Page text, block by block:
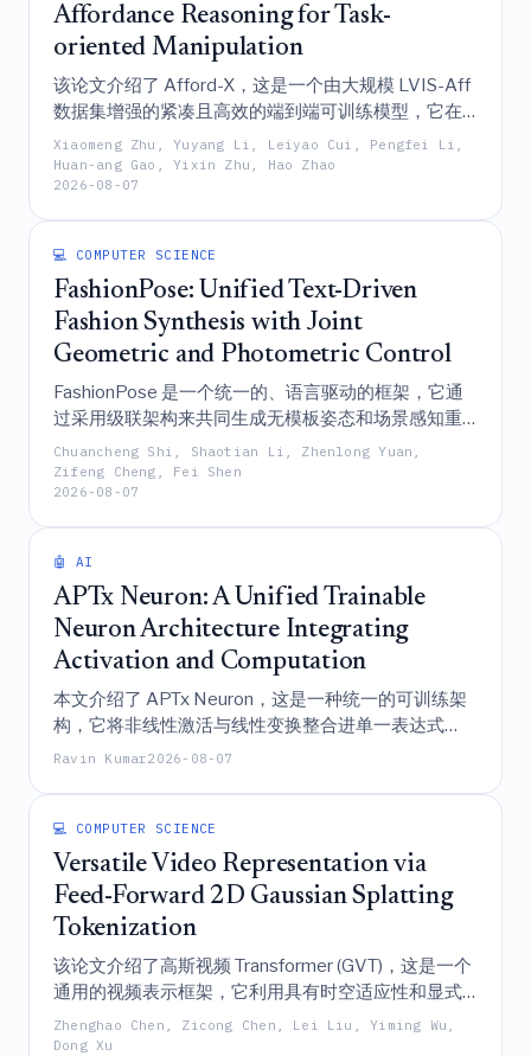
Affordance Reasoning for Task-
oriented Manipulation
该论文介绍了 Afford-X，这是一个由大规模 LVIS-Aff
数据集增强的紧凑且高效的端到端可训练模型，它在
面向任务的机器人操控中实现了卓越的泛化示能性推
理，同时显著优于非大语言模型方法，并提供了比
GPT-4V 更快的推理速度。
Xiaomeng Zhu, Yuyang Li, Leiyao Cui, Pengfei Li,
Huan-ang Gao, Yixin Zhu, Hao Zhao
2026-08-07
💻 COMPUTER SCIENCE
FashionPose: Unified Text-Driven
Fashion Synthesis with Joint
Geometric and Photometric Control
FashionPose 是一个统一的、语言驱动的框架，它通
过采用级联架构来共同生成无模板姿态和场景感知重
光照，从而克服了传统姿态引导合成的局限性，进而
实现用于时尚电子商务的逼真且可控的服装合成。
Chuancheng Shi, Shaotian Li, Zhenlong Yuan,
Zifeng Cheng, Fei Shen
2026-08-07
🤖 AI
APTx Neuron: A Unified Trainable
Neuron Architecture Integrating
Activation and Computation
本文介绍了 APTx Neuron，这是一种统一的可训练架
构，它将非线性激活与线性变换整合进单一表达式
中，以增强优化效率和表达能力，并证明了其在
Ravin Kumar2026-08-07
💻 COMPUTER SCIENCE
Versatile Video Representation via
Feed-Forward 2D Gaussian Splatting
Tokenization
该论文介绍了高斯视频 Transformer (GVT)，这是一个
通用的视频表示框架，它利用具有时空适应性和显式
静态-动态分离功能的前馈 2D 高斯泼溅（Gaussian
Splatting）标记化技术，在视频重建、压缩、动作识
Zhenghao Chen, Zicong Chen, Lei Liu, Yiming Wu,
Dong Xu